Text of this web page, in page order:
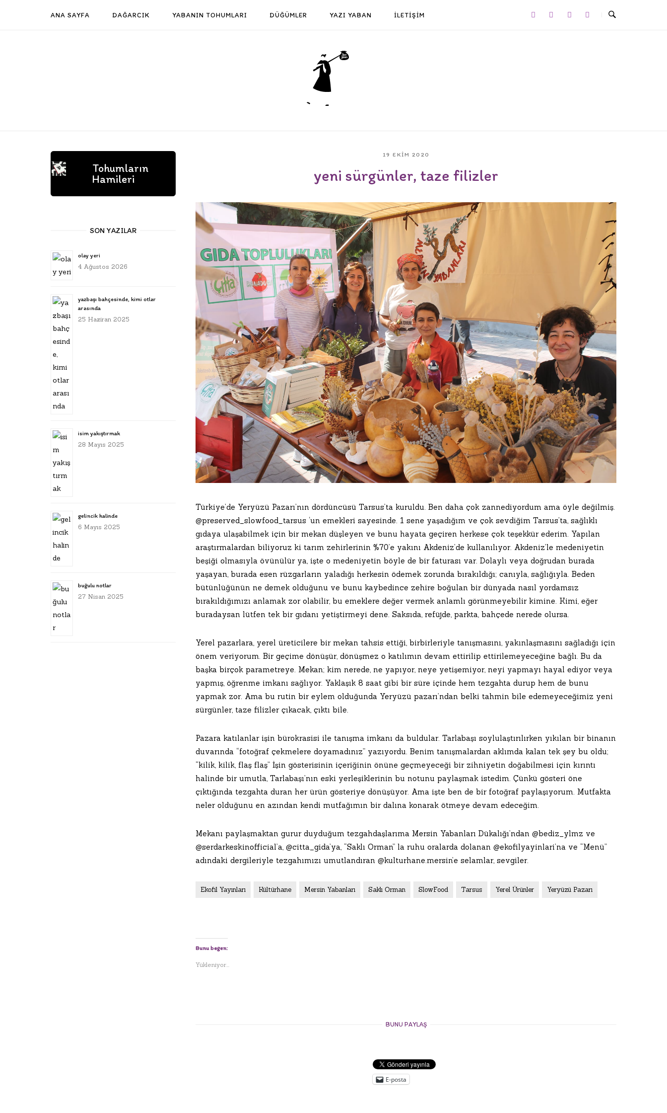
ANA SAYFA DAĞARCIK YABANIN TOHUMLARI DÜĞÜMLER YAZI YABAN İLETİŞİM
Home
19 EKIM 2020
yeni sürgünler, taze filizler
Türkiye’de Yeryüzü Pazarı’nın dördüncüsü Tarsus’ta kuruldu. Ben daha çok zannediyordum ama öyle değilmiş.
@preserved_slowfood_tarsus ‘un emekleri sayesinde. 1 sene yaşadığım ve çok sevdiğim Tarsus’ta, sağlıklı
gıdaya ulaşabilmek için bir mekan düşleyen ve bunu hayata geçiren herkese çok teşekkür ederim. Yapılan
araştırmalardan biliyoruz ki tarım zehirlerinin %70’e yakını Akdeniz’de kullanılıyor. Akdeniz’le medeniyetin
beşiği olmasıyla övünülür ya, işte o medeniyetin böyle de bir faturası var. Dolaylı veya doğrudan burada
yaşayan, burada esen rüzgarların yaladığı herkesin ödemek zorunda bırakıldığı; canıyla, sağlığıyla. Beden
bütünlüğünün ne demek olduğunu ve bunu kaybedince zehire boğulan bir dünyada nasıl yordamsız
bırakıldığımızı anlamak zor olabilir, bu emeklere değer vermek anlamlı görünmeyebilir kimine. Kimi, eğer
buradaysan lütfen tek bir gıdanı yetiştirmeyi dene. Saksıda, refüjde, parkta, bahçede nerede olursa.
Yerel pazarlara, yerel üreticilere bir mekan tahsis ettiği, birbirleriyle tanışmasını, yakınlaşmasını sağladığı için
önem veriyorum. Bir geçime dönüşür, dönüşmez o katılımın devam ettirilip ettirilemeyeceğine bağlı. Bu da
başka birçok parametreye. Mekan; kim nerede, ne yapıyor, neye yetişemiyor, neyi yapmayı hayal ediyor veya
yapmış, öğrenme imkanı sağlıyor. Yaklaşık 8 saat gibi bir süre içinde hem tezgahta durup hem de bunu
yapmak zor. Ama bu rutin bir eylem olduğunda Yeryüzü pazarı’ndan belki tahmin bile edemeyeceğimiz yeni
sürgünler, taze filizler çıkacak, çıktı bile.
Pazara katılanlar işin bürokrasisi ile tanışma imkanı da buldular. Tarlabaşı soylulaştırılırken yıkılan bir binanın
duvarında “fotoğraf çekmelere doyamadınız” yazıyordu. Benim tanışmalardan aklımda kalan tek şey bu oldu;
“kilik, kilik, flaş flaş” İşin gösterisinin içeriğinin önüne geçmeyeceği bir zihniyetin doğabilmesi için kırıntı
halinde bir umutla, Tarlabaşı’nın eski yerleşiklerinin bu notunu paylaşmak istedim. Çünkü gösteri öne
çıktığında tezgahta duran her ürün gösteriye dönüşüyor. Ama işte ben de bir fotoğraf paylaşıyorum. Mutfakta
neler olduğunu en azından kendi mutfağımın bir dalına konarak ötmeye devam edeceğim.
Mekanı paylaşmaktan gurur duyduğum tezgahdaşlarıma Mersin Yabanları Dükalığı’ndan @bediz_ylmz ve
@serdarkeskinofficial’a, @citta_gida’ya, “Saklı Orman” la ruhu oralarda dolanan @ekofilyayinlari’na ve “Menü”
adındaki dergileriyle tezgahımızı umutlandıran @kulturhane.mersin’e selamlar, sevgiler.
Ekofil Yayınları Kültürhane Mersin Yabanları Saklı Orman SlowFood Tarsus Yerel Ürünler Yeryüzü Pazarı
Bunu beğen:
Yükleniyor...
BUNU PAYLAŞ
E-posta
Tohumların
Hamileri
SON YAZILAR
olay yeri
4 Ağustos 2026
yazbaşı bahçesinde, kimi otlar
arasında
25 Haziran 2025
isim yakıştırmak
28 Mayıs 2025
gelincik halinde
6 Mayıs 2025
buğulu notlar
27 Nisan 2025